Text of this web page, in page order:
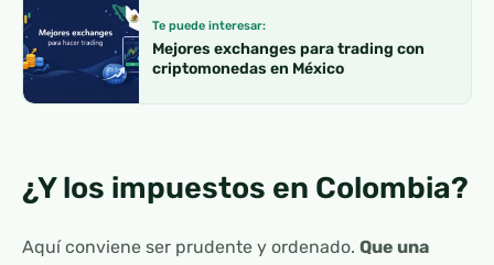
Te puede interesar:
Mejores exchanges para trading con
criptomonedas en México
¿Y los impuestos en Colombia?
Aquí conviene ser prudente y ordenado. Que una